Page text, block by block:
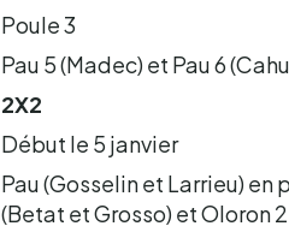
Poule 3
Pau 5 (Madec) et Pau 6
2X2
Début le 5 janvier
Pau (Gosselin et Larrieu) en
(Betat et Grosso) et Oloron